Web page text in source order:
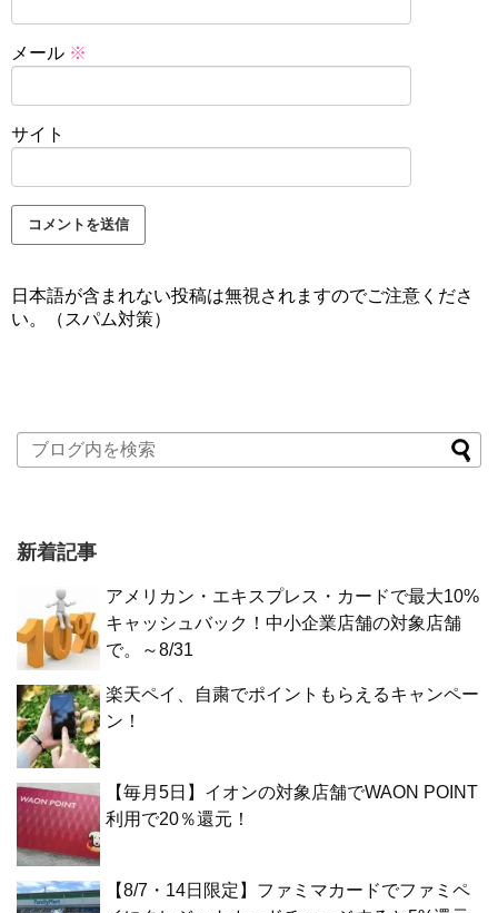
メール ※
サイト
日本語が含まれない投稿は無視されますのでご注意くださ
い。（スパム対策）
新着記事
アメリカン・エキスプレス・カードで最大10%
キャッシュバック！中小企業店舗の対象店舗
で。～8/31
楽天ペイ、自粛でポイントもらえるキャンペー
ン！
【毎月5日】イオンの対象店舗でWAON POINT
利用で20％還元！
【8/7・14日限定】ファミマカードでファミペ